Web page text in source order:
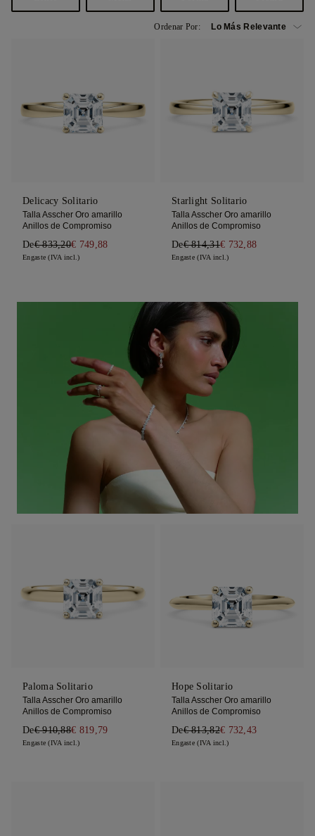
Ordenar Por:
Delicacy Solitario
Talla Asscher Oro amarillo
Anillos de Compromiso
De€ 833,20€ 749,88
Engaste (IVA incl.)
Starlight Solitario
Talla Asscher Oro amarillo
Anillos de Compromiso
De€ 814,31€ 732,88
Engaste (IVA incl.)
Paloma Solitario
Talla Asscher Oro amarillo
Anillos de Compromiso
De€ 910,88€ 819,79
Engaste (IVA incl.)
Hope Solitario
Talla Asscher Oro amarillo
Anillos de Compromiso
De€ 813,82€ 732,43
Engaste (IVA incl.)